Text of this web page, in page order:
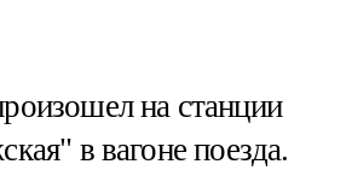
на станции
в вагоне поезда.